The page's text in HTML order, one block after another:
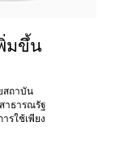
เท่า*
โดยสถาบัน
าธารณรัฐ
เทียบกับการ
ะชับ
โดยสถาบัน
าธารณรัฐ
เทียบกับการ
4 สัปดาห์
มขึ้น
สถาบัน
าธารณรัฐ
รใช้เพียง